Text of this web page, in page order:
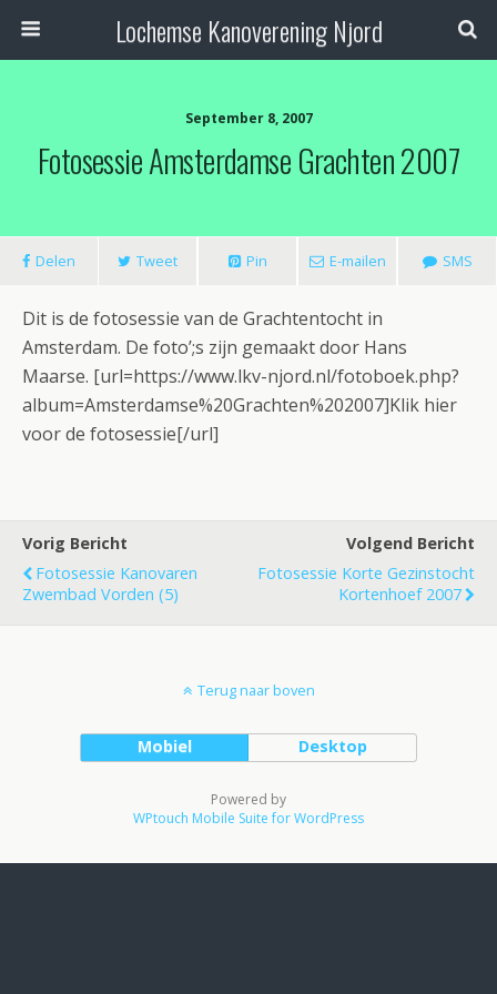
Lochemse Kanoverening Njord
September 8, 2007
Fotosessie Amsterdamse Grachten 2007
Delen Tweet Pin E-mailen SMS
Dit is de fotosessie van de Grachtentocht in
Amsterdam. De foto’;s zijn gemaakt door Hans
Maarse. [url=https://www.lkv-njord.nl/fotoboek.php?
album=Amsterdamse%20Grachten%202007]Klik hier
voor de fotosessie[/url]
Vorig Bericht
Fotosessie Kanovaren
Zwembad Vorden (5)
Volgend Bericht
Fotosessie Korte Gezinstocht
Kortenhoef 2007
Terug naar boven
Mobiel Desktop
Powered by
WPtouch Mobile Suite for WordPress